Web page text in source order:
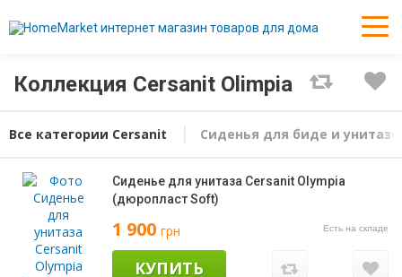
Коллекция Cersanit Olimpia
Все категории Cersanit Сиденья для биде и
Сиденье для унитаза Cersanit Olympia
(дюропласт Soft)
1 900 грн Есть на складе
КУПИТЬ